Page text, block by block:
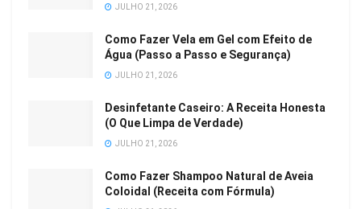
JULHO 21, 2026
Como Fazer Vela em Gel com Efeito de
Água (Passo a Passo e Segurança)
JULHO 21, 2026
Desinfetante Caseiro: A Receita Honesta
(O Que Limpa de Verdade)
JULHO 21, 2026
Como Fazer Shampoo Natural de Aveia
Coloidal (Receita com Fórmula)